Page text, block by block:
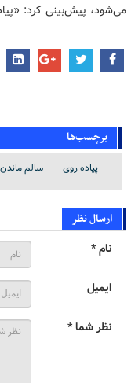
می‌شود، پیش‌بینی کرد:
برچسب‌ها
پیاده روی سالم
ارسال نظر
نام *
ایمیل
نظر شما *